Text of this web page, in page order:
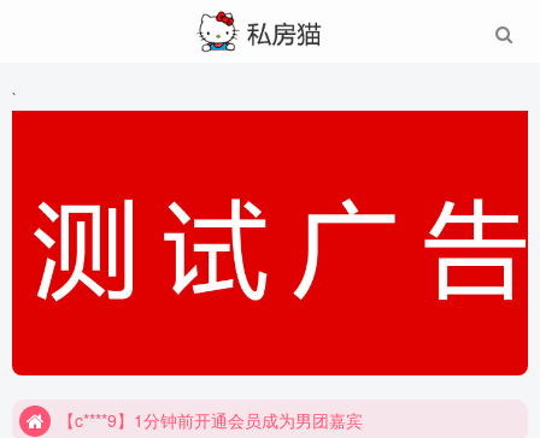
`
【c****9】1分钟前开通会员成为男团嘉宾